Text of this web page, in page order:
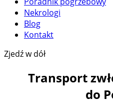
Nekrologi
Blog
Kontakt
Zjedź w dół
Transport
do